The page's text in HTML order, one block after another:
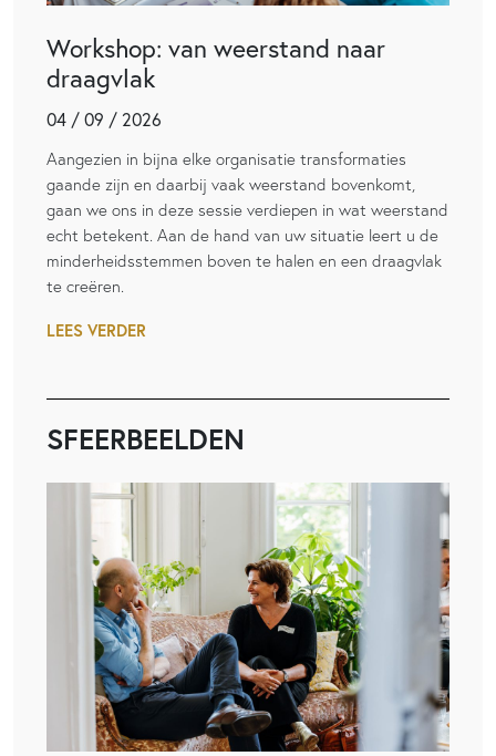
Workshop: van weerstand naar
draagvlak
04 / 09 / 2026
Aangezien in bijna elke organisatie transformaties
gaande zijn en daarbij vaak weerstand bovenkomt,
gaan we ons in deze sessie verdiepen in wat weerstand
echt betekent. Aan de hand van uw situatie leert u de
minderheidsstemmen boven te halen en een draagvlak
te creëren.
LEES VERDER
SFEERBEELDEN